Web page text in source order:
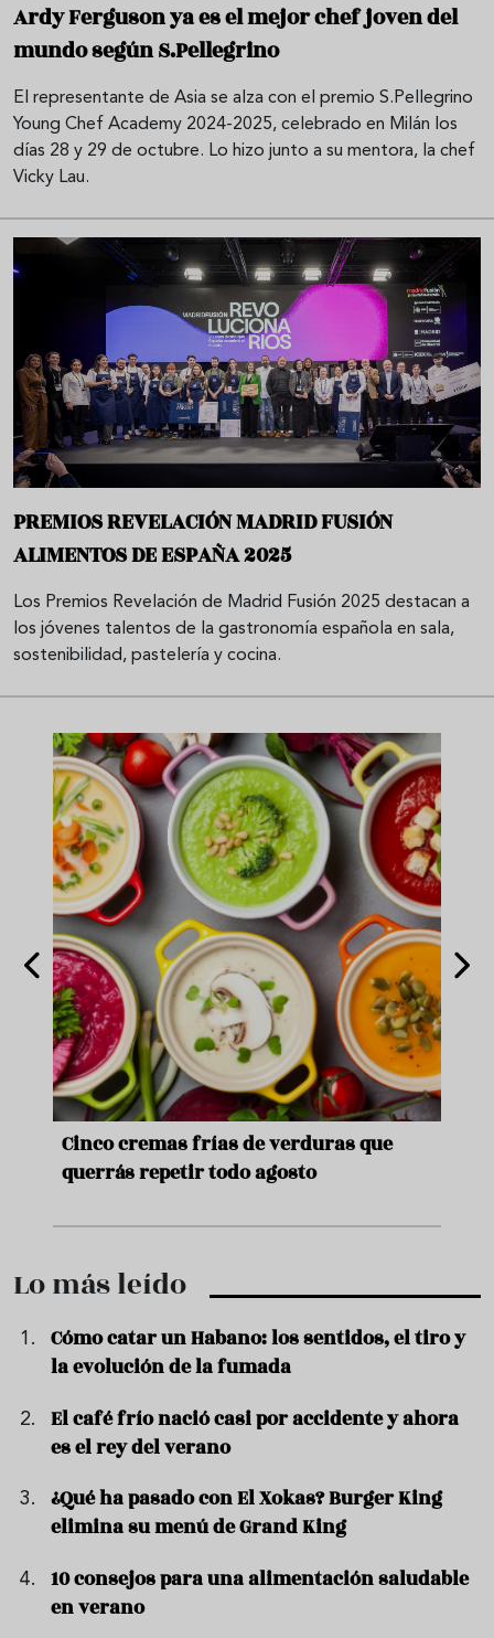
Ardy Ferguson ya es el mejor chef joven del
mundo según S.Pellegrino
El representante de Asia se alza con el premio S.Pellegrino
Young Chef Academy 2024-2025, celebrado en Milán los
días 28 y 29 de octubre. Lo hizo junto a su mentora, la chef
Vicky Lau.
PREMIOS REVELACIÓN MADRID FUSIÓN
ALIMENTOS DE ESPAÑA 2025
Los Premios Revelación de Madrid Fusión 2025 destacan a
los jóvenes talentos de la gastronomía española en sala,
sostenibilidad, pastelería y cocina.
Cinco cremas frías de verduras que
querrás repetir todo agosto
Lo más leído
Cómo catar un Habano: los sentidos, el tiro y
la evolución de la fumada
El café frío nació casi por accidente y ahora
es el rey del verano
¿Qué ha pasado con El Xokas? Burger King
elimina su menú de Grand King
10 consejos para una alimentación saludable
en verano